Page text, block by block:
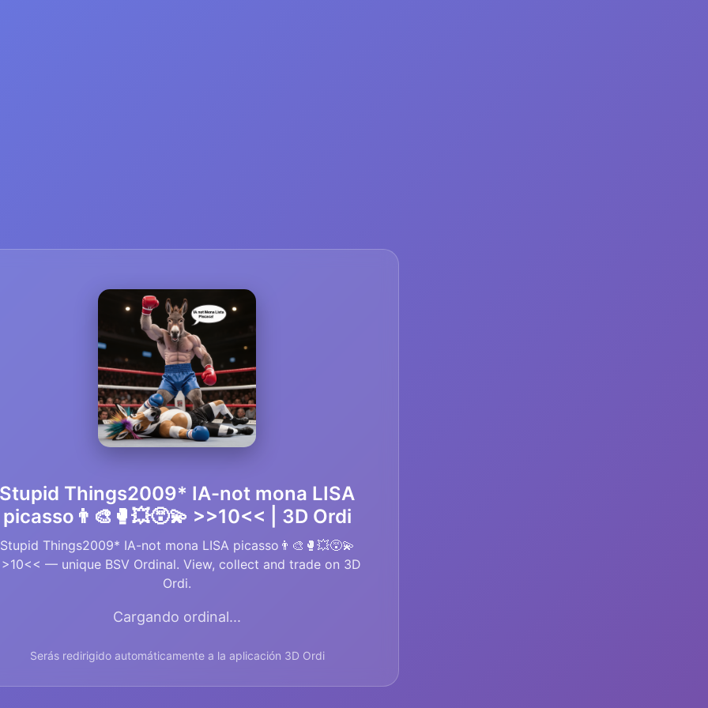
Stupid Things2009* IA-not mona LISA
picasso👨‍🎨🥊💥😵‍💫 >>10<< | 3D Ordi
Stupid Things2009* IA-not mona LISA picasso👨‍🎨🥊💥😵‍💫
— unique BSV Ordinal. View, collect and trade on 3D
Ordi.
Cargando ordinal...
Serás redirigido automáticamente a la aplicación 3D Ordi